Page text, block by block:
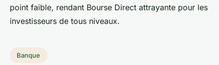
point faible, rendant Bourse Direct attrayante pour les
investisseurs de tous niveaux.
Banque